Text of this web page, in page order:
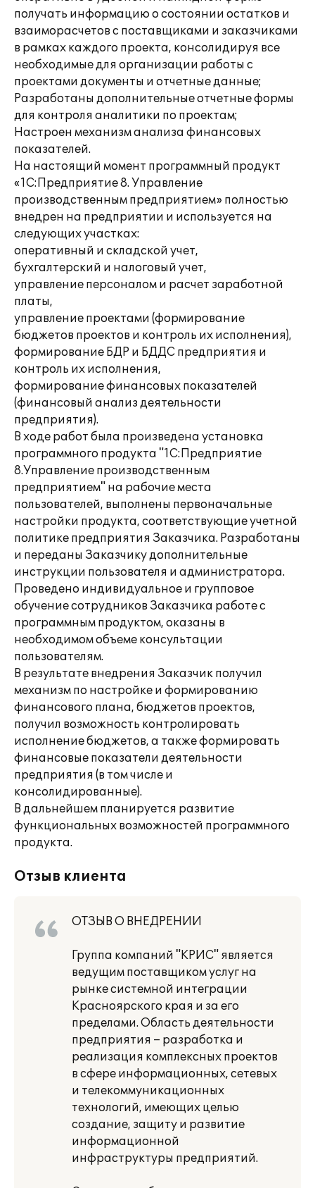
получать информацию о состоянии остатков и
взаиморасчетов с поставщиками и заказчиками
в рамках каждого проекта, консолидируя все
необходимые для организации работы с
проектами документы и отчетные данные;
Разработаны дополнительные отчетные формы
для контроля аналитики по проектам;
Настроен механизм анализа финансовых
показателей.
На настоящий момент программный продукт
«1С:Предприятие 8. Управление
производственным предприятием» полностью
внедрен на предприятии и используется на
следующих участках:
оперативный и складской учет,
бухгалтерский и налоговый учет,
управление персоналом и расчет заработной
платы,
управление проектами (формирование
бюджетов проектов и контроль их исполнения),
формирование БДР и БДДС предприятия и
контроль их исполнения,
формирование финансовых показателей
(финансовый анализ деятельности
предприятия).
В ходе работ была произведена установка
программного продукта "1С:Предприятие
8.Управление производственным
предприятием" на рабочие места
пользователей, выполнены первоначальные
настройки продукта, соответствующие учетной
политике предприятия Заказчика. Разработаны
и переданы Заказчику дополнительные
инструкции пользователя и администратора.
Проведено индивидуальное и групповое
обучение сотрудников Заказчика работе с
программным продуктом, оказаны в
необходимом объеме консультации
пользователям.
В результате внедрения Заказчик получил
механизм по настройке и формированию
финансового плана, бюджетов проектов,
получил возможность контролировать
исполнение бюджетов, а также формировать
финансовые показатели деятельности
предприятия (в том числе и
консолидированные).
В дальнейшем планируется развитие
функциональных возможностей программного
продукта.
Отзыв клиента
ОТЗЫВ О ВНЕДРЕНИИ
Группа компаний "КРИС" является
ведущим поставщиком услуг на
рынке системной интеграции
Красноярского края и за его
пределами. Область деятельности
предприятия – разработка и
реализация комплексных проектов
в сфере информационных, сетевых
и телекоммуникационных
технологий, имеющих целью
создание, защиту и развитие
информационной
инфраструктуры предприятий.